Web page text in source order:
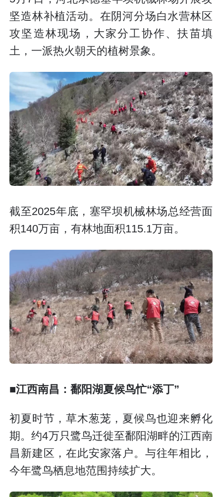
坚造林补植活动。在阴河分场白水营林区
攻坚造林现场，大家分工协作、扶苗填
土，一派热火朝天的植树景象。
截至2025年底，塞罕坝机械林场总经营面
积140万亩，有林地面积115.1万亩。
■江西南昌：鄱阳湖夏候鸟忙“添丁”
初夏时节，草木葱茏，夏候鸟也迎来孵化
期。约4万只鹭鸟迁徙至鄱阳湖畔的江西南
昌新建区，在此安家落户。与往年相比，
今年鹭鸟栖息地范围持续扩大。